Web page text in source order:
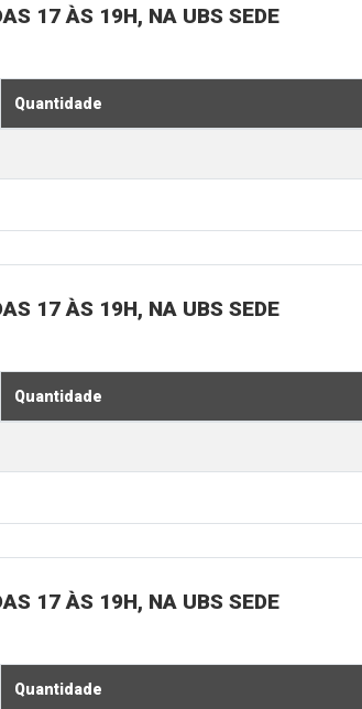
17 ÀS 19H, NA UBS SEDE
Quantidade
17 ÀS 19H, NA UBS SEDE
Quantidade
17 ÀS 19H, NA UBS SEDE
Quantidade